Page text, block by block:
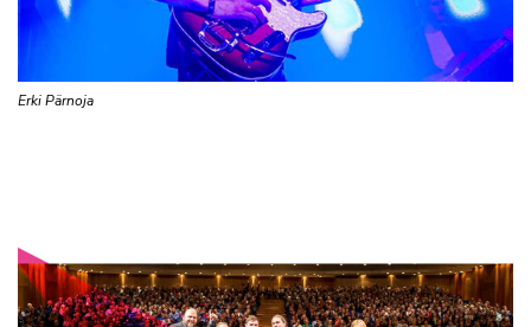
Erki Pärnoja